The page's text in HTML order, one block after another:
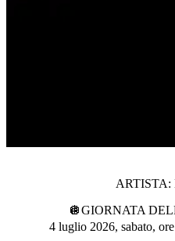
ARTISTA:
🪩GIORNATA
4 luglio 2026, sabato,